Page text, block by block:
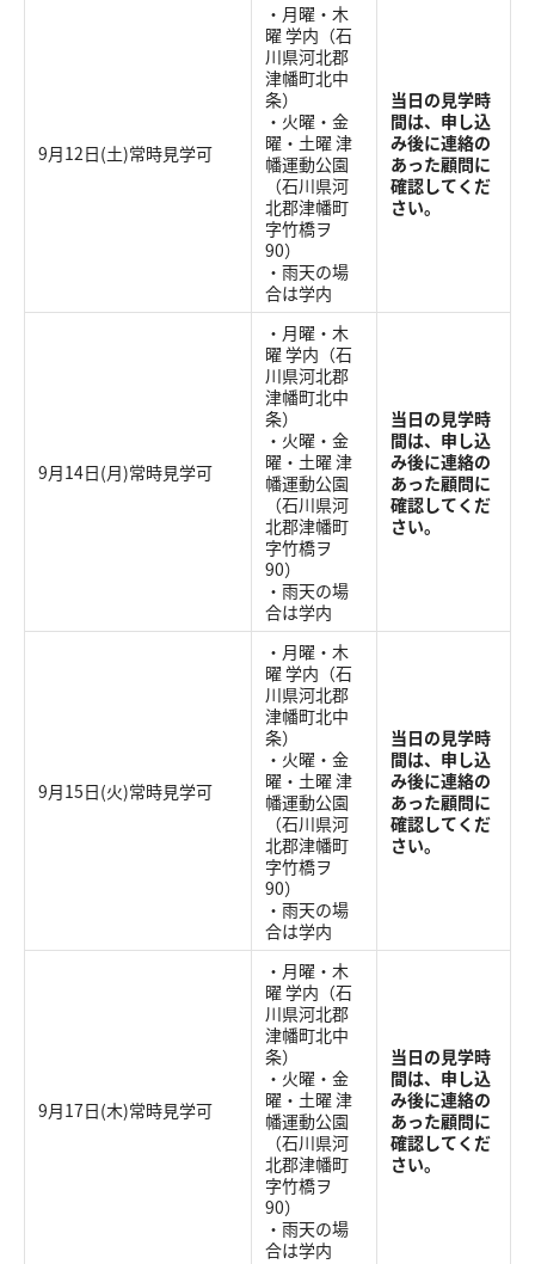
9月12日(土)常時見学可
・月曜・木
曜 学内（石
川県河北郡
津幡町北中
条）
・火曜・金
曜・土曜 津
幡運動公園
（石川県河
北郡津幡町
字竹橋ヲ
90）
・雨天の場
合は学内
当日の見学時
間は、申し込
み後に連絡の
あった顧問に
確認してくだ
さい。
9月14日(月)常時見学可
・月曜・木
曜 学内（石
川県河北郡
津幡町北中
条）
・火曜・金
曜・土曜 津
幡運動公園
（石川県河
北郡津幡町
字竹橋ヲ
90）
・雨天の場
合は学内
当日の見学時
間は、申し込
み後に連絡の
あった顧問に
確認してくだ
さい。
9月15日(火)常時見学可
・月曜・木
曜 学内（石
川県河北郡
津幡町北中
条）
・火曜・金
曜・土曜 津
幡運動公園
（石川県河
北郡津幡町
字竹橋ヲ
90）
・雨天の場
合は学内
当日の見学時
間は、申し込
み後に連絡の
あった顧問に
確認してくだ
さい。
9月17日(木)常時見学可
・月曜・木
曜 学内（石
川県河北郡
津幡町北中
条）
・火曜・金
曜・土曜 津
幡運動公園
（石川県河
北郡津幡町
字竹橋ヲ
90）
・雨天の場
合は学内
当日の見学時
間は、申し込
み後に連絡の
あった顧問に
確認してくだ
さい。